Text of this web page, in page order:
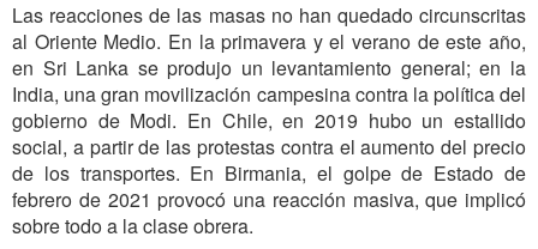
Las reacciones de las masas no han quedado circunscritas
al Oriente Medio. En la primavera y el verano de este año,
en Sri Lanka se produjo un levantamiento general; en la
India, una gran movilización campesina contra la política del
gobierno de Modi. En Chile, en 2019 hubo un estallido
social, a partir de las protestas contra el aumento del precio
de los transportes. En Birmania, el golpe de Estado de
febrero de 2021 provocó una reacción masiva, que implicó
sobre todo a la clase obrera.